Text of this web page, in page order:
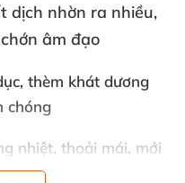
dịch nhờn ra nhiều,
âm đạo
, thèm khát dương
chóng
nhiệt, thoải mái, mới